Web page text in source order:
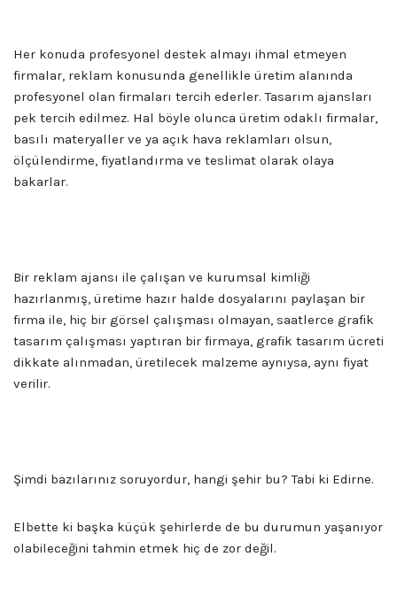
Her konuda profesyonel destek almayı ihmal etmeyen
firmalar, reklam konusunda genellikle üretim alanında
profesyonel olan firmaları tercih ederler. Tasarım ajansları
pek tercih edilmez. Hal böyle olunca üretim odaklı firmalar,
basılı materyaller ve ya açık hava reklamları olsun,
ölçülendirme, fiyatlandırma ve teslimat olarak olaya
bakarlar.
Bir reklam ajansı ile çalışan ve kurumsal kimliği
hazırlanmış, üretime hazır halde dosyalarını paylaşan bir
firma ile, hiç bir görsel çalışması olmayan, saatlerce grafik
tasarım çalışması yaptıran bir firmaya, grafik tasarım ücreti
dikkate alınmadan, üretilecek malzeme aynıysa, aynı fiyat
verilir.
Şimdi bazılarınız soruyordur, hangi şehir bu? Tabi ki Edirne.
Elbette ki başka küçük şehirlerde de bu durumun yaşanıyor
olabileceğini tahmin etmek hiç de zor değil.